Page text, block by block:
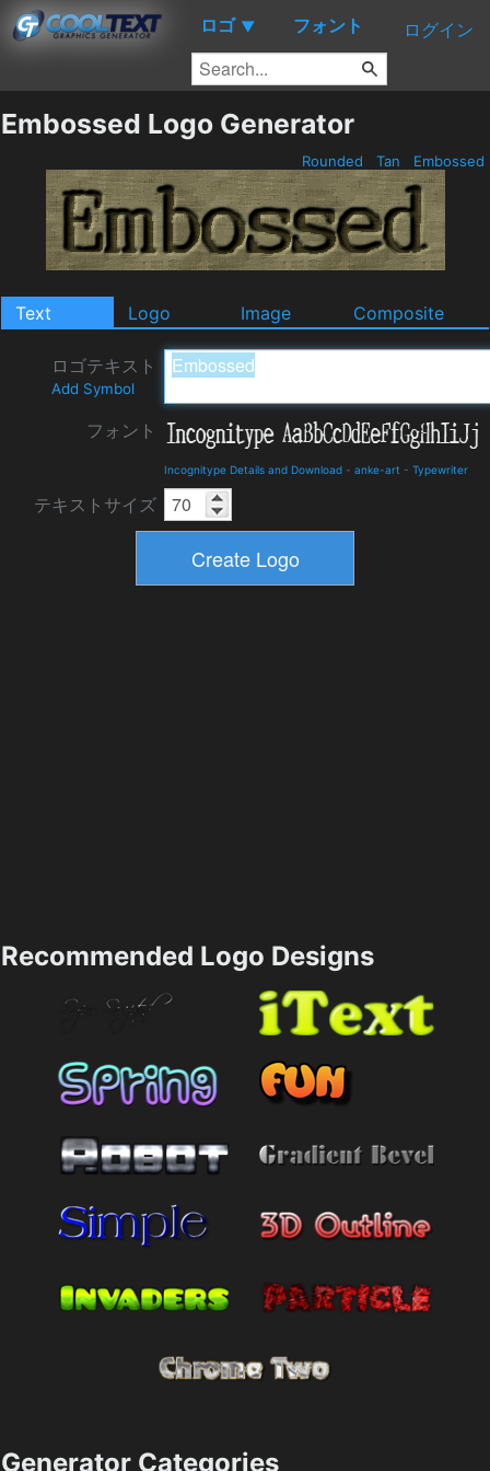
ロゴ ▼ フォント ログイン
Embossed Logo Generator
Rounded Tan Embossed
Text Logo Image Composite
ロゴテキスト
Add Symbol
フォント
Incognitype Details and Download - anke-art - Typewriter
テキストサイズ
Recommended Logo Designs
Generator Categories